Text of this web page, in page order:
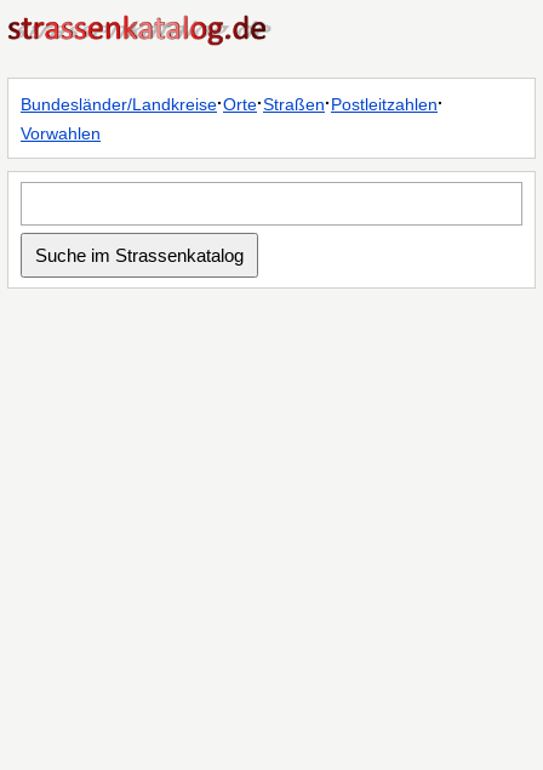
Bundesländer/Landkreise·Orte·Straßen·Postleitzahlen·
Vorwahlen